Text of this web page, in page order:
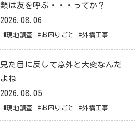
類は友を呼ぶ・・・ってか？
2026.08.06
#現地調査 #お困りごと #外構工事
見た目に反して意外と大変なんだ
よね
2026.08.05
#現地調査 #お困りごと #外構工事